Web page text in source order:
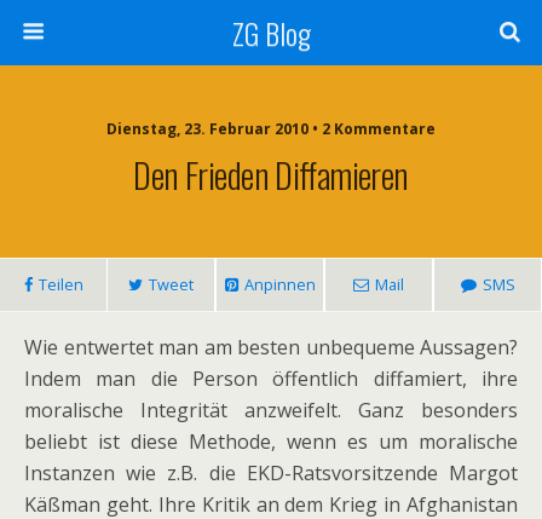
ZG Blog
Dienstag, 23. Februar 2010 • 2 Kommentare
Den Frieden Diffamieren
Teilen Tweet Anpinnen Mail SMS
Wie entwertet man am besten unbequeme Aussagen?
Indem man die Person öffentlich diffamiert, ihre
moralische Integrität anzweifelt. Ganz besonders
beliebt ist diese Methode, wenn es um moralische
Instanzen wie z.B. die EKD-Ratsvorsitzende Margot
Käßman geht. Ihre Kritik an dem Krieg in Afghanistan